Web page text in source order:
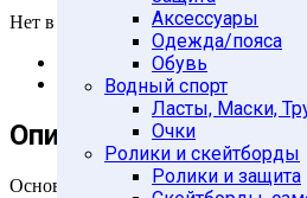
Аксессуары
Одежда/пояса
Обувь
Водный спорт
Ласты, Маски,
Очки
Ролики и скейтборды
Ролики и защита
Нет в наличии
Описание
Отзывы (0)
Описание
Основные характеристики